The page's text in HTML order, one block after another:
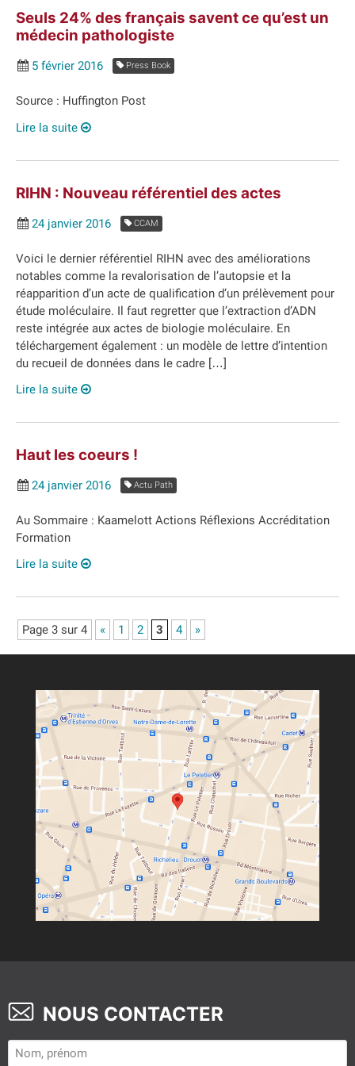
Seuls 24% des français savent ce qu’est un
médecin pathologiste
5 février 2016 Press Book
Source : Huffington Post
Lire la suite
RIHN : Nouveau référentiel des actes
24 janvier 2016 CCAM
Voici le dernier référentiel RIHN avec des améliorations
notables comme la revalorisation de l’autopsie et la
réapparition d’un acte de qualification d’un prélèvement pour
étude moléculaire. Il faut regretter que l’extraction d’ADN
reste intégrée aux actes de biologie moléculaire. En
téléchargement également : un modèle de lettre d’intention
du recueil de données dans le cadre […]
Lire la suite
Haut les coeurs !
24 janvier 2016 Actu Path
Au Sommaire : Kaamelott Actions Réflexions Accréditation
Formation
Lire la suite
Page 3 sur 4 « 1 2 3 4 »
NOUS CONTACTER